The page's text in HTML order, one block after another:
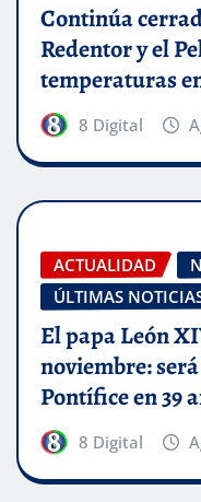
Continúa
Redentor y el
temperaturas
8 Digital
ACTUALIDAD
ÚLTIMAS
El papa León
noviembre:
Pontífice en 39
8 Digital